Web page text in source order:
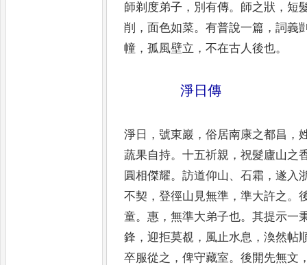
師剃度弟子 ， 別有傳。 師之狀 ，短
削 ， 面色如菜。有普說一篇 ，詞義
幢 ，孤風壁立 ，不在古人後也。
淨日傳
淨日 ，號東巖 ，俗居南康之都昌 ，
蔬果自持。十五祈親 ，祝髮廬山之
圓相傑耀。訪道仰山 、石霜 ，遂入
不契 ，登徑山見無準 ，準大許之。
童。惠 ，無準大弟子也。其提示一
鋒 ，迎拒莫覩 ， 風止水息 ，渙然帖
卒服從之 ，俾守藏室。後開先無文